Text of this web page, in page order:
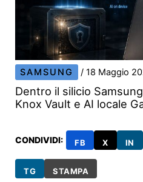
SAMSUNG /18 Maggio
Dentro il silicio
Knox Vault e AI locale
CONDIVIDI: FB X IN
TG STAMPA